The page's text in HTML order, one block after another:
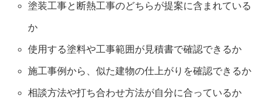
塗装工事と断熱工事のどちらが提案に含まれている
か
使用する塗料や工事範囲が見積書で確認できるか
施工事例から、似た建物の仕上がりを確認できるか
相談方法や打ち合わせ方法が自分に合っているか